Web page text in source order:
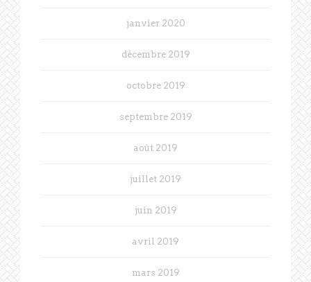
janvier 2020
décembre 2019
octobre 2019
septembre 2019
août 2019
juillet 2019
juin 2019
avril 2019
mars 2019